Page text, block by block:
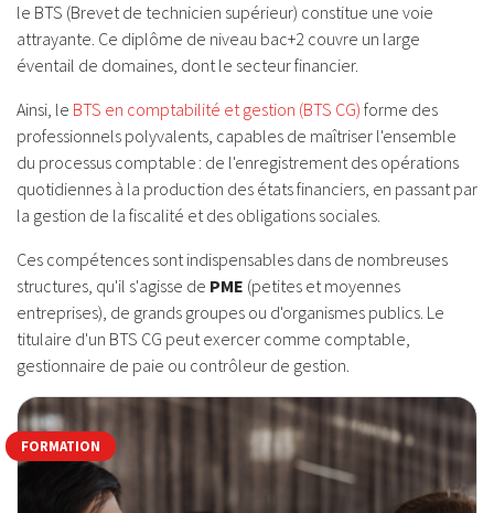
le BTS (Brevet de technicien supérieur) constitue une voie
attrayante. Ce diplôme de niveau bac+2 couvre un large
éventail de domaines, dont le secteur financier.
Ainsi, le BTS en comptabilité et gestion (BTS CG) forme des
professionnels polyvalents, capables de maîtriser l'ensemble
du processus comptable : de l'enregistrement des opérations
quotidiennes à la production des états financiers, en passant par
la gestion de la fiscalité et des obligations sociales.
Ces compétences sont indispensables dans de nombreuses
structures, qu'il s'agisse de PME (petites et moyennes
entreprises), de grands groupes ou d'organismes publics. Le
titulaire d'un BTS CG peut exercer comme comptable,
gestionnaire de paie ou contrôleur de gestion.
FORMATION